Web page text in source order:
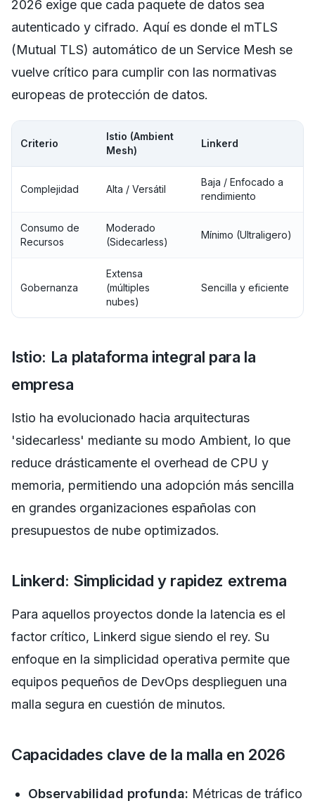
2026 exige que cada paquete de datos sea
autenticado y cifrado. Aquí es donde el mTLS
(Mutual TLS) automático de un Service Mesh se
vuelve crítico para cumplir con las normativas
europeas de protección de datos.
Criterio
Istio (Ambient
Mesh)
Linkerd
Complejidad Alta / Versátil
Baja / Enfocado a
rendimiento
Consumo de
Recursos
Moderado
(Sidecarless)
Mínimo (Ultraligero)
Gobernanza
Extensa
(múltiples
nubes)
Sencilla y eficiente
Istio: La plataforma integral para la
empresa
Istio ha evolucionado hacia arquitecturas
'sidecarless' mediante su modo Ambient, lo que
reduce drásticamente el overhead de CPU y
memoria, permitiendo una adopción más sencilla
en grandes organizaciones españolas con
presupuestos de nube optimizados.
Linkerd: Simplicidad y rapidez extrema
Para aquellos proyectos donde la latencia es el
factor crítico, Linkerd sigue siendo el rey. Su
enfoque en la simplicidad operativa permite que
equipos pequeños de DevOps desplieguen una
malla segura en cuestión de minutos.
Capacidades clave de la malla en 2026
Observabilidad profunda: Métricas de tráfico